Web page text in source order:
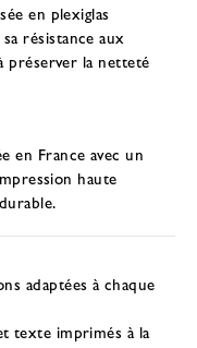
en plexiglas
résistance aux
préserver la netteté
en France avec un
haute
adaptées à chaque
texte imprimés à la